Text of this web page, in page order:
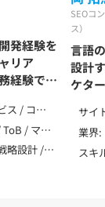
発経験を
リア
経験でプ
ス / コー
ト / ロー
/ メディア /
リエイト /
ToB / マー
グ・IT・
ロジー /
略設計 /
SEOコ
ス）
言語
設計
ケター
デー
岡
サイ
業界
スキ